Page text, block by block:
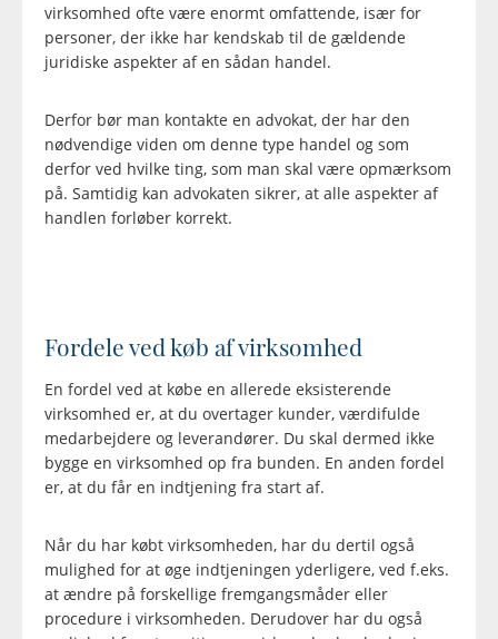
virksomhed ofte være enormt omfattende, især for
personer, der ikke har kendskab til de gældende
juridiske aspekter af en sådan handel.
Derfor bør man kontakte en advokat, der har den
nødvendige viden om denne type handel og som
derfor ved hvilke ting, som man skal være opmærksom
på. Samtidig kan advokaten sikrer, at alle aspekter af
handlen forløber korrekt.
Fordele ved køb af virksomhed
En fordel ved at købe en allerede eksisterende
virksomhed er, at du overtager kunder, værdifulde
medarbejdere og leverandører. Du skal dermed ikke
bygge en virksomhed op fra bunden. En anden fordel
er, at du får en indtjening fra start af.
Når du har købt virksomheden, har du dertil også
mulighed for at øge indtjeningen yderligere, ved f.eks.
at ændre på forskellige fremgangsmåder eller
procedure i virksomheden. Derudover har du også